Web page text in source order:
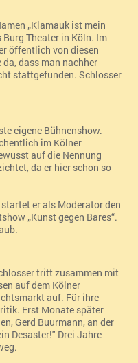
„Klamauk ist mein
Burg Theater in Köln. Im
öffentlich von diesen
dass man nachher
stattgefunden. Schlosser
eigene Bühnenshow.
im Kölner
auf die Nennung
da er hier schon so
er als Moderator den
„Kunst gegen Bares“.
tritt zusammen mit
auf dem Kölner
auf. Für ihre
Erst Monate später
Gerd Buurmann, an der
Desaster!" Drei Jahre